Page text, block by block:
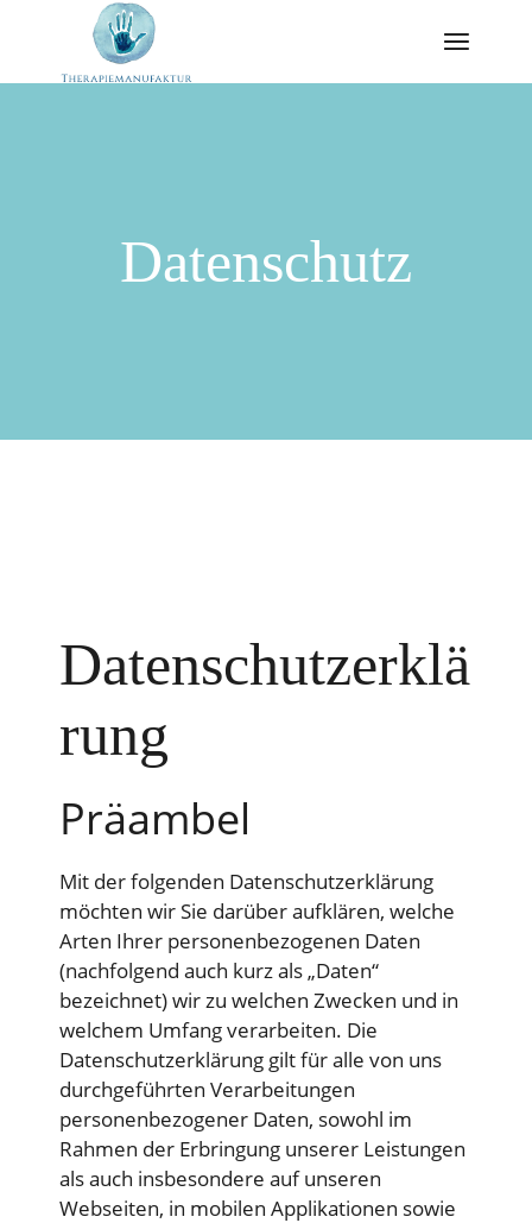
Datenschutz
Datenschutzerklä
rung
Präambel
Mit der folgenden Datenschutzerklärung
möchten wir Sie darüber aufklären, welche
Arten Ihrer personenbezogenen Daten
(nachfolgend auch kurz als „Daten“
bezeichnet) wir zu welchen Zwecken und in
welchem Umfang verarbeiten. Die
Datenschutzerklärung gilt für alle von uns
durchgeführten Verarbeitungen
personenbezogener Daten, sowohl im
Rahmen der Erbringung unserer Leistungen
als auch insbesondere auf unseren
Webseiten, in mobilen Applikationen sowie